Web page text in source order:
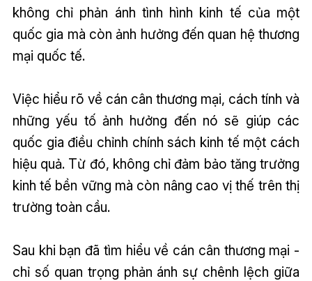
không chỉ phản ánh tình hình kinh tế của một
quốc gia mà còn ảnh hưởng đến quan hệ thương
mại quốc tế.
Việc hiểu rõ về cán cân thương mại, cách tính và
những yếu tố ảnh hưởng đến nó sẽ giúp các
quốc gia điều chỉnh chính sách kinh tế một cách
hiệu quả. Từ đó, không chỉ đảm bảo tăng trưởng
kinh tế bền vững mà còn nâng cao vị thế trên thị
trường toàn cầu.
Sau khi bạn đã tìm hiểu về cán cân thương mại -
chỉ số quan trọng phản ánh sự chênh lệch giữa